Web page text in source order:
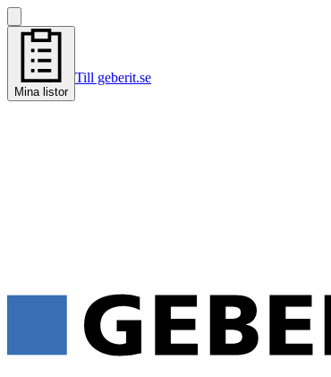
Mina listor
Till geberit.se